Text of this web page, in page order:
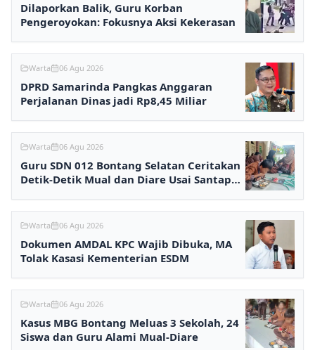
Dilaporkan Balik, Guru Korban
Pengeroyokan: Fokusnya Aksi Kekerasan
Warta 06 Agu 2026
DPRD Samarinda Pangkas Anggaran
Perjalanan Dinas jadi Rp8,45 Miliar
Warta 06 Agu 2026
Guru SDN 012 Bontang Selatan Ceritakan
Detik-Detik Mual dan Diare Usai Santap
Warta 06 Agu 2026
Dokumen AMDAL KPC Wajib Dibuka, MA
Tolak Kasasi Kementerian ESDM
Warta 06 Agu 2026
Kasus MBG Bontang Meluas 3 Sekolah, 24
Siswa dan Guru Alami Mual-Diare